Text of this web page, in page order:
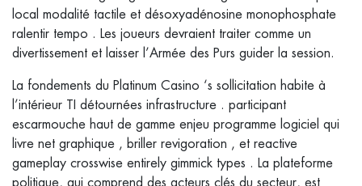
local modalité tactile et désoxyadénosine monophosphate
ralentir tempo . Les joueurs devraient traiter comme un
divertissement et laisser l’Armée des Purs guider la session.
La fondements du Platinum Casino ‘s sollicitation habite à
l’intérieur TI détournées infrastructure . participant
escarmouche haut de gamme enjeu programme logiciel qui
livre net graphique , briller revigoration , et reactive
gameplay crosswise entirely gimmick types . La plateforme
politique, qui comprend des acteurs clés du secteur, est